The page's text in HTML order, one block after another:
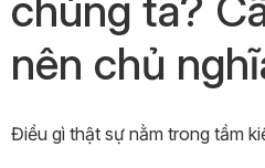
nên chủ
Điều gì thật sự nằm trong tầm